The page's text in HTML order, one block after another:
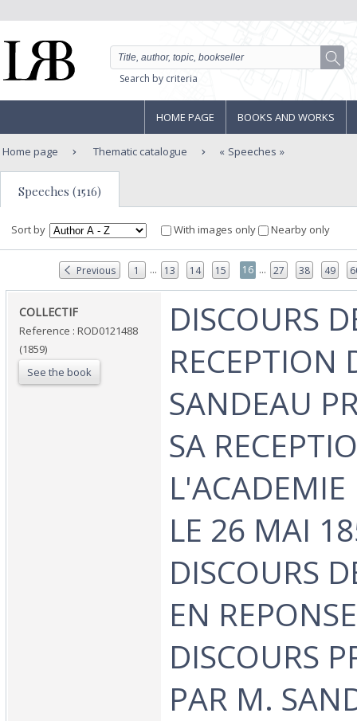
Search by criteria
HOME PAGE BOOKS AND WORKS
Home page Thematic catalogue Speeches
Speeches (1516)
Sort by With images only Nearby only
Previous 1 ... 13 14 15 16 ... 27 38 49
‎COLLECTIF‎
Reference : ROD0121488
(1859)
See the book
‎DISCOURS
RECEPTION
SANDEAU
SA
L'ACADEMIE
LE 26 MAI
DISCOURS
EN
DISCOURS
PAR M.